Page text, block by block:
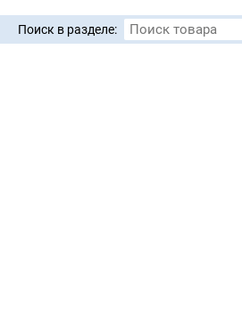
Поиск в разделе: